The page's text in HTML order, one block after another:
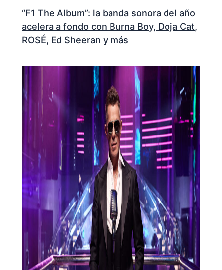
“F1 The Album”: la banda sonora del año
acelera a fondo con Burna Boy, Doja Cat,
ROSÉ, Ed Sheeran y más